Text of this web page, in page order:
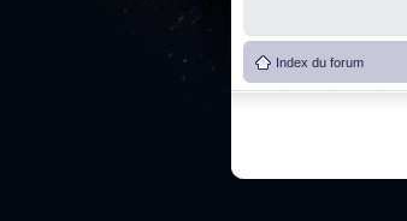
Index du forum